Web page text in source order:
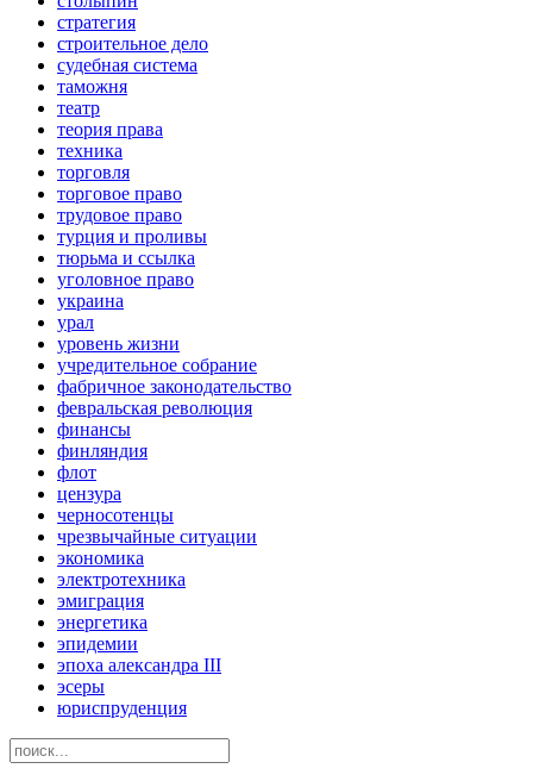
стратегия
строительное дело
судебная система
таможня
театр
теория права
техника
торговля
торговое право
трудовое право
турция и проливы
тюрьма и ссылка
уголовное право
украина
урал
уровень жизни
учредительное собрание
фабричное законодательство
февральская революция
финансы
финляндия
флот
цензура
черносотенцы
чрезвычайные ситуации
экономика
электротехника
эмиграция
энергетика
эпидемии
эпоха александра III
эсеры
юриспруденция